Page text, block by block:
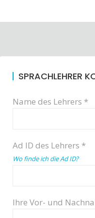
SPRACHLEHRER
Name des Lehrers *
Ad ID des Lehrers *
Wo finde ich die Ad ID?
Ihre Vor- und